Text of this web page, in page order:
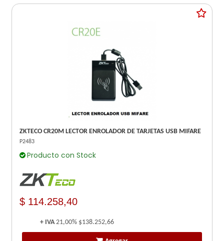
ZKTECO CR20M LECTOR ENROLADOR DE TARJETAS USB MIFARE
P2483
Producto con Stock
$ 114.258,40
+ IVA21,00% $138.252,66